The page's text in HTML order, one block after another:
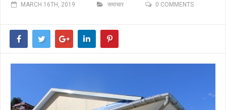
MARCH 16TH, 2019 समाचार 0 COMMENTS